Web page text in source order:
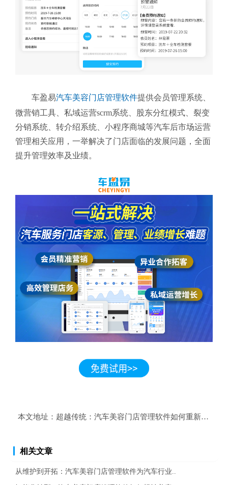
车盈易汽车美容门店管理软件提供会员管理系统、
微营销工具、私域运营scrm系统、股东分红模式、裂变
分销系统、转介绍系统、小程序商城等汽车后市场运营
管理相关应用，一举解决了门店面临的发展问题，全面
提升管理效率及业绩。
本文地址： 超越传统：汽车美容门店管理软件如何重新定义客
相关文章
从维护到开拓：汽车美容门店管理软件为汽车行业..